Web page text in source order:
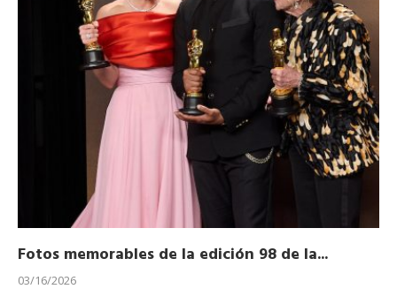
Fotos memorables de la edición 98 de la...
03/16/2026